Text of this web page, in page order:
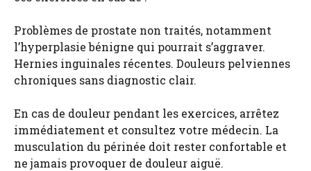
Problèmes de prostate non traités, notamment
l’hyperplasie bénigne qui pourrait s’aggraver.
Hernies inguinales récentes. Douleurs pelviennes
chroniques sans diagnostic clair.
En cas de douleur pendant les exercices, arrêtez
immédiatement et consultez votre médecin. La
musculation du périnée doit rester confortable et
ne jamais provoquer de douleur aiguë.